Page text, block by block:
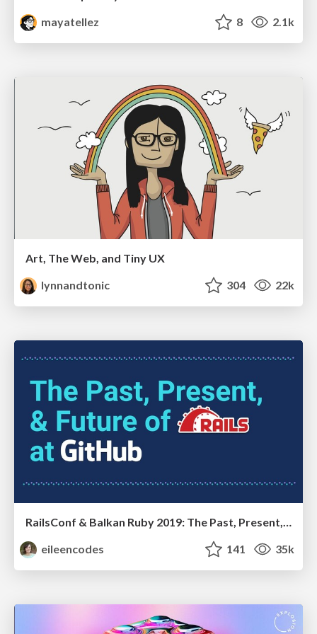
mayatellez
8 2.1k
Art, The Web, and Tiny UX
lynnandtonic
304 22k
RailsConf & Balkan Ruby 2019: The Past, Present, and Future of Rails at GitHub
eileencodes
141 35k